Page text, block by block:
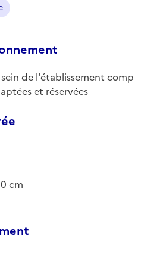
de l'établissement comp
et réservées
cm